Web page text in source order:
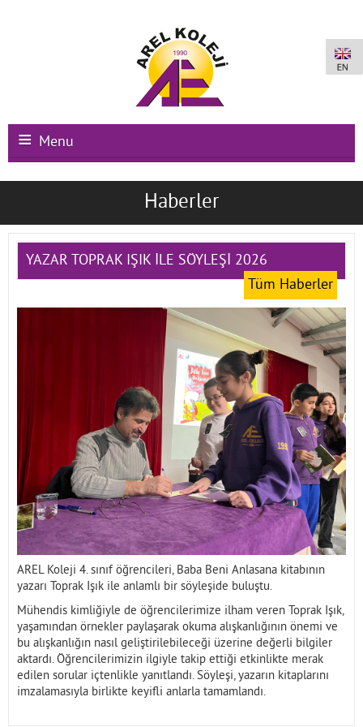
Menu
Ana Sayfa
Okullarımız
Haberler
YAZAR TOPRAK IŞIK İLE SÖYLEŞİ 2026
Tüm Haberler
AREL Koleji 4. sınıf öğrencileri, Baba Beni Anlasana kitabının
yazarı Toprak Işık ile anlamlı bir söyleşide buluştu.
Mühendis kimliğiyle de öğrencilerimize ilham veren Toprak Işık,
yaşamından örnekler paylaşarak okuma alışkanlığının önemi ve
bu alışkanlığın nasıl geliştirilebileceği üzerine değerli bilgiler
aktardı. Öğrencilerimizin ilgiyle takip ettiği etkinlikte merak
edilen sorular içtenlikle yanıtlandı. Söyleşi, yazarın kitaplarını
imzalamasıyla birlikte keyifli anlarla tamamlandı.